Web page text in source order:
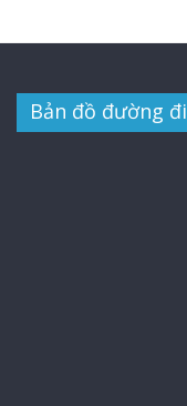
Bản đồ đường đi